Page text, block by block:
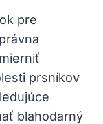
pre
prsníkov
blahodarný